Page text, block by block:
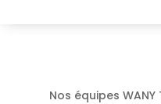
Nos équipes WANY